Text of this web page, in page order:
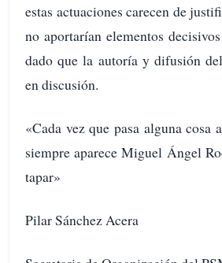
estas actuaciones carecen de
no aportarían elementos
dado que la autoría y difusión
en discusión.
«Cada vez que pasa alguna cosa
siempre aparece Miguel Ángel
tapar»
Pilar Sánchez Acera